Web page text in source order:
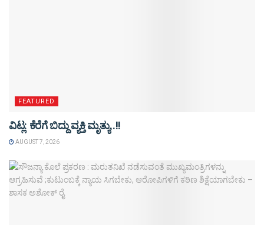
FEATURED
ವಿಟ್ಲ: ಕೆರೆಗೆ ಬಿದ್ದು ವ್ಯಕ್ತಿ ಮೃತ್ಯು..!!
AUGUST 7, 2026